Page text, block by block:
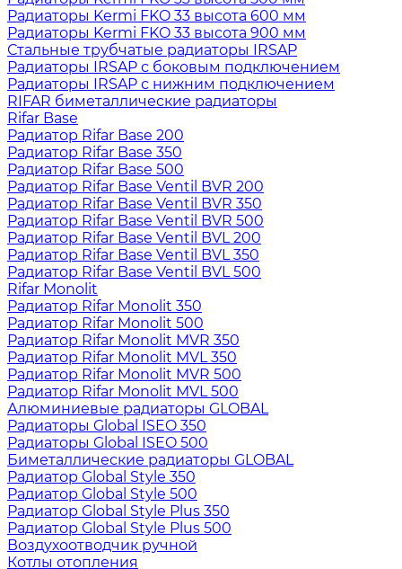
Радиаторы Kermi FKO 33 высота 600 мм
Радиаторы Kermi FKO 33 высота 900 мм
Стальные трубчатые радиаторы IRSAP
Радиаторы IRSAP с боковым подключением
Радиаторы IRSAP с нижним подключением
RIFAR биметаллические радиаторы
Rifar Base
Радиатор Rifar Base 200
Радиатор Rifar Base 350
Радиатор Rifar Base 500
Радиатор Rifar Base Ventil BVR 200
Радиатор Rifar Base Ventil BVR 350
Радиатор Rifar Base Ventil BVR 500
Радиатор Rifar Base Ventil BVL 200
Радиатор Rifar Base Ventil BVL 350
Радиатор Rifar Base Ventil BVL 500
Rifar Monolit
Радиатор Rifar Monolit 350
Радиатор Rifar Monolit 500
Радиатор Rifar Monolit MVR 350
Радиатор Rifar Monolit MVL 350
Радиатор Rifar Monolit MVR 500
Радиатор Rifar Monolit MVL 500
Алюминиевые радиаторы GLOBAL
Радиаторы Global ISEO 350
Радиаторы Global ISEO 500
Биметаллические радиаторы GLOBAL
Радиатор Global Style 350
Радиатор Global Style 500
Радиатор Global Style Plus 350
Радиатор Global Style Plus 500
Воздухоотводчик ручной
Котлы отопления